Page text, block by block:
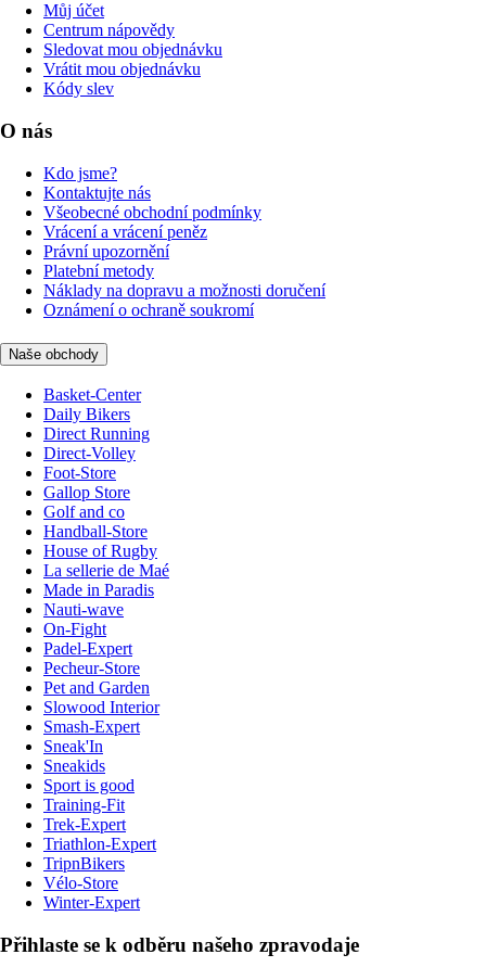
Můj účet
Centrum nápovědy
Sledovat mou objednávku
Vrátit mou objednávku
Kódy slev
O nás
Kdo jsme?
Kontaktujte nás
Všeobecné obchodní podmínky
Vrácení a vrácení peněz
Právní upozornění
Platební metody
Náklady na dopravu a možnosti doručení
Oznámení o ochraně soukromí
Naše obchody
Basket-Center
Daily Bikers
Direct Running
Direct-Volley
Foot-Store
Gallop Store
Golf and co
Handball-Store
House of Rugby
La sellerie de Maé
Made in Paradis
Nauti-wave
On-Fight
Padel-Expert
Pecheur-Store
Pet and Garden
Slowood Interior
Smash-Expert
Sneak'In
Sneakids
Sport is good
Training-Fit
Trek-Expert
Triathlon-Expert
TripnBikers
Vélo-Store
Winter-Expert
Přihlaste se k odběru našeho zpravodaje